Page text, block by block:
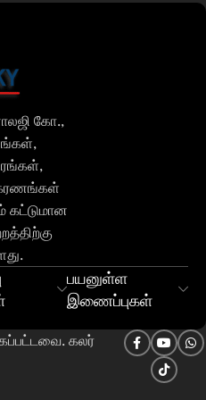
கோ.,
கட்டுமான
பயனுள்ள
இணைப்புகள்
கலர்